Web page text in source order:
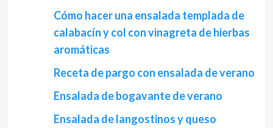
Cómo hacer una ensalada templada de
calabacín y col con vinagreta de hierbas
aromáticas
Receta de pargo con ensalada de verano
Ensalada de bogavante de verano
Ensalada de langostinos y queso